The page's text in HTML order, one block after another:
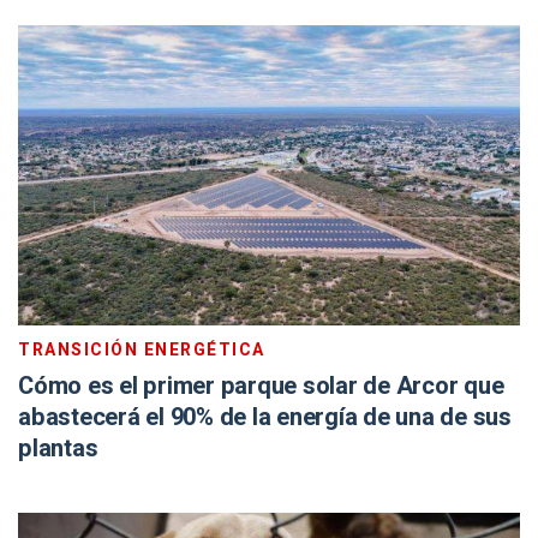
TRANSICIÓN ENERGÉTICA
Cómo es el primer parque solar de Arcor que
abastecerá el 90% de la energía de una de sus
plantas